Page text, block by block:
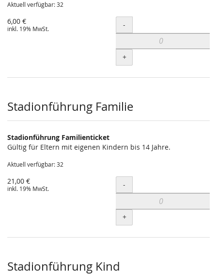
Aktuell verfügbar: 32
6,00 €
inkl. 19% MwSt. Menge
-
+
Stadionführung Familie
Stadionführung Familienticket
Gültig für Eltern mit eigenen Kindern bis 14 Jahre.
Aktuell verfügbar: 32
21,00 €
inkl. 19% MwSt. Menge
-
+
Stadionführung Kind